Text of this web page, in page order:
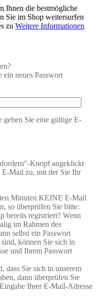
Ihnen die bestmögliche
Sie im Shop weitersurfen
zu Weitere Informationen
neues Passwort
geben Sie eine gültige E-
Knopf angeklickt
E-Mail zu, mit der Sie Ihr
Minuten KEINE E-Mail
so überprüfen Sie bitte:
bereits registriert? Wenn
im Rahmen des
selbst ein Passwort
können Sie sich in
und Ihrem Passwort
dass Sie sich in unserem
dann überprüfen Sie
Ihrer E-Mail-Adresse